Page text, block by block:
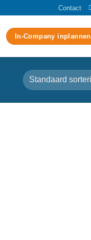
Contact
In-Company inplannen